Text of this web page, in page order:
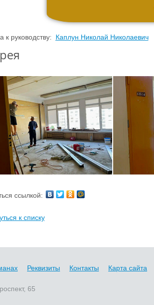
к руководству: Каплун Николай Николаевич
ссылкой:
к списку
Реквизиты Контакты Карта сайта
65